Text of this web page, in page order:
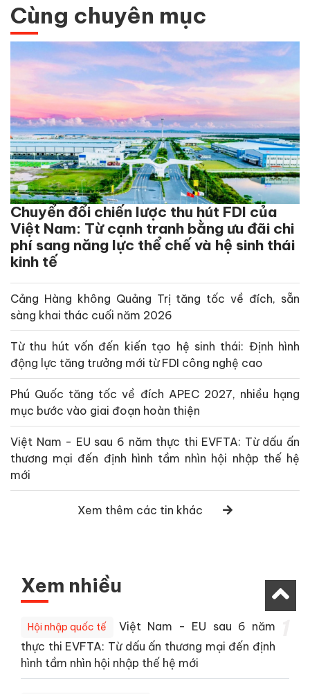
Cùng chuyên mục
Chuyển đổi chiến lược thu hút FDI của
Việt Nam: Từ cạnh tranh bằng ưu đãi chi
phí sang năng lực thể chế và hệ sinh thái
kinh tế
Cảng Hàng không Quảng Trị tăng tốc về đích, sẵn
sàng khai thác cuối năm 2026
Từ thu hút vốn đến kiến tạo hệ sinh thái: Định hình
động lực tăng trưởng mới từ FDI công nghệ cao
Phú Quốc tăng tốc về đích APEC 2027, nhiều hạng
mục bước vào giai đoạn hoàn thiện
Việt Nam - EU sau 6 năm thực thi EVFTA: Từ dấu ấn
thương mại đến định hình tầm nhìn hội nhập thế hệ
mới
Xem thêm các tin khác
Xem nhiều
Hội nhập quốc tế
Việt Nam - EU sau 6 năm
thực thi EVFTA: Từ dấu ấn thương mại đến định
hình tầm nhìn hội nhập thế hệ mới